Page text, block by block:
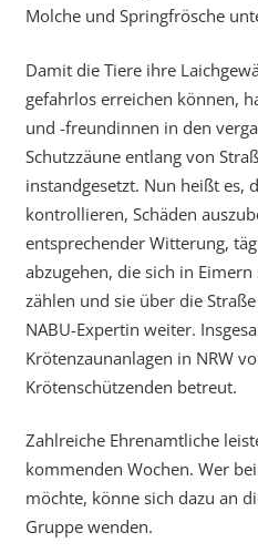
Molche und Springfrösche
Damit die Tiere ihre
gefahrlos erreichen können,
und -freundinnen in den
Schutzzäune entlang von
instandgesetzt. Nun heißt es,
kontrollieren, Schäden
entsprechender Witterung,
abzugehen, die sich in
zählen und sie über die
NABU-Expertin weiter.
Krötenzaunanlagen in NRW
Krötenschützenden betreut.
Zahlreiche Ehrenamtliche
kommenden Wochen. Wer
möchte, könne sich dazu an
Gruppe wenden.